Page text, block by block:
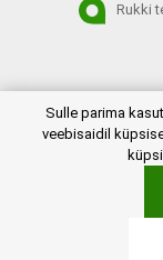
Rukki
Sulle parima
veebisaidil